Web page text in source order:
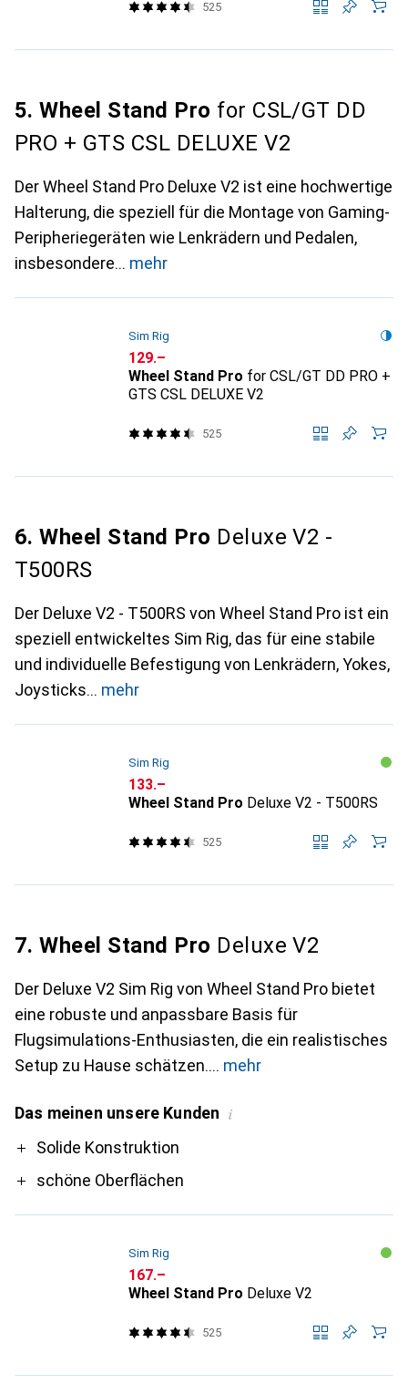
525
5. Wheel Stand Pro for CSL/GT DD
PRO + GTS CSL DELUXE V2
Der Wheel Stand Pro Deluxe V2 ist eine hochwertige
Halterung, die speziell für die Montage von Gaming-
Peripheriegeräten wie Lenkrädern und Pedalen,
insbesondere
mehr
Sim Rig
CHF
129.–
Wheel Stand Pro for CSL/GT DD PRO +
GTS CSL DELUXE V2
525
6. Wheel Stand Pro Deluxe V2 -
T500RS
Der Deluxe V2 - T500RS von Wheel Stand Pro ist ein
speziell entwickeltes Sim Rig, das für eine stabile
und individuelle Befestigung von Lenkrädern, Yokes,
Joysticks
mehr
Sim Rig
CHF
133.–
Wheel Stand Pro Deluxe V2 - T500RS
525
7. Wheel Stand Pro Deluxe V2
Der Deluxe V2 Sim Rig von Wheel Stand Pro bietet
eine robuste und anpassbare Basis für
Flugsimulations-Enthusiasten, die ein realistisches
Setup zu Hause schätzen.
mehr
Das meinen unsere Kunden i
ProSolide Konstruktion
schöne Oberflächen
Sim Rig
CHF
167.–
Wheel Stand Pro Deluxe V2
525